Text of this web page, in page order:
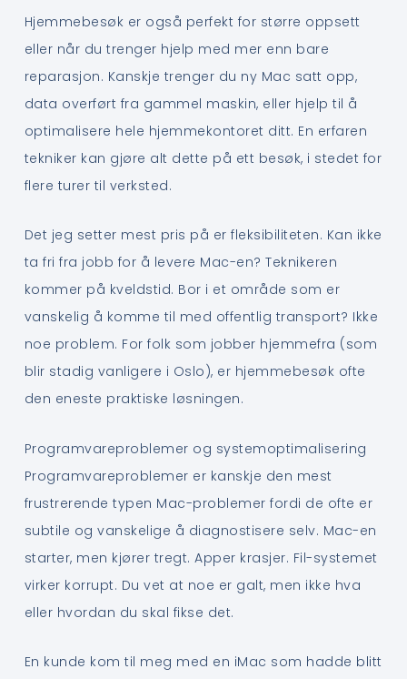
Hjemmebesøk er også perfekt for større oppsett
eller når du trenger hjelp med mer enn bare
reparasjon. Kanskje trenger du ny Mac satt opp,
data overført fra gammel maskin, eller hjelp til å
optimalisere hele hjemmekontoret ditt. En erfaren
tekniker kan gjøre alt dette på ett besøk, i stedet for
flere turer til verksted.
Det jeg setter mest pris på er fleksibiliteten. Kan ikke
ta fri fra jobb for å levere Mac-en? Teknikeren
kommer på kveldstid. Bor i et område som er
vanskelig å komme til med offentlig transport? Ikke
noe problem. For folk som jobber hjemmefra (som
blir stadig vanligere i Oslo), er hjemmebesøk ofte
den eneste praktiske løsningen.
Programvareproblemer og systemoptimalisering
Programvareproblemer er kanskje den mest
frustrerende typen Mac-problemer fordi de ofte er
subtile og vanskelige å diagnostisere selv. Mac-en
starter, men kjører tregt. Apper krasjer. Fil-systemet
virker korrupt. Du vet at noe er galt, men ikke hva
eller hvordan du skal fikse det.
En kunde kom til meg med en iMac som hadde blitt